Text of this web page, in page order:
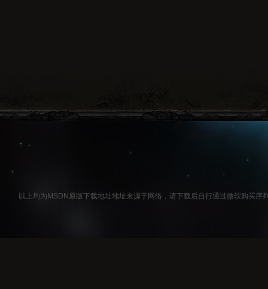
以上均为MSDN原版下载地址地址来源于网络，请下载后自行通过微软购买